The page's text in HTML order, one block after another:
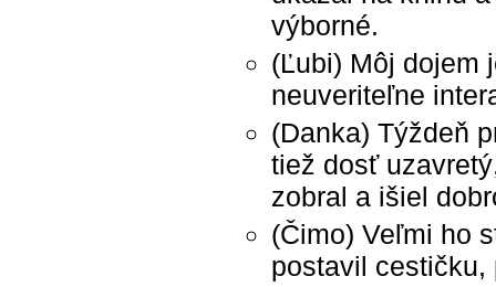
výborné.
(Ľubi) Môj dojem
neuveriteľne
(Danka) Týždeň
tiež dosť
zobral a išiel
(Čimo) Veľmi ho
postavil